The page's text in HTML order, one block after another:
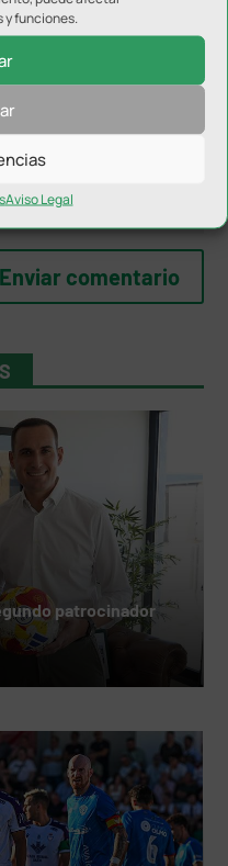
funciones.
Aviso Legal
patrocinador